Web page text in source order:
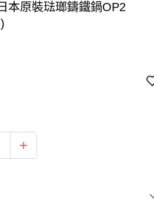
本原裝琺瑯鑄鐵鍋OP2